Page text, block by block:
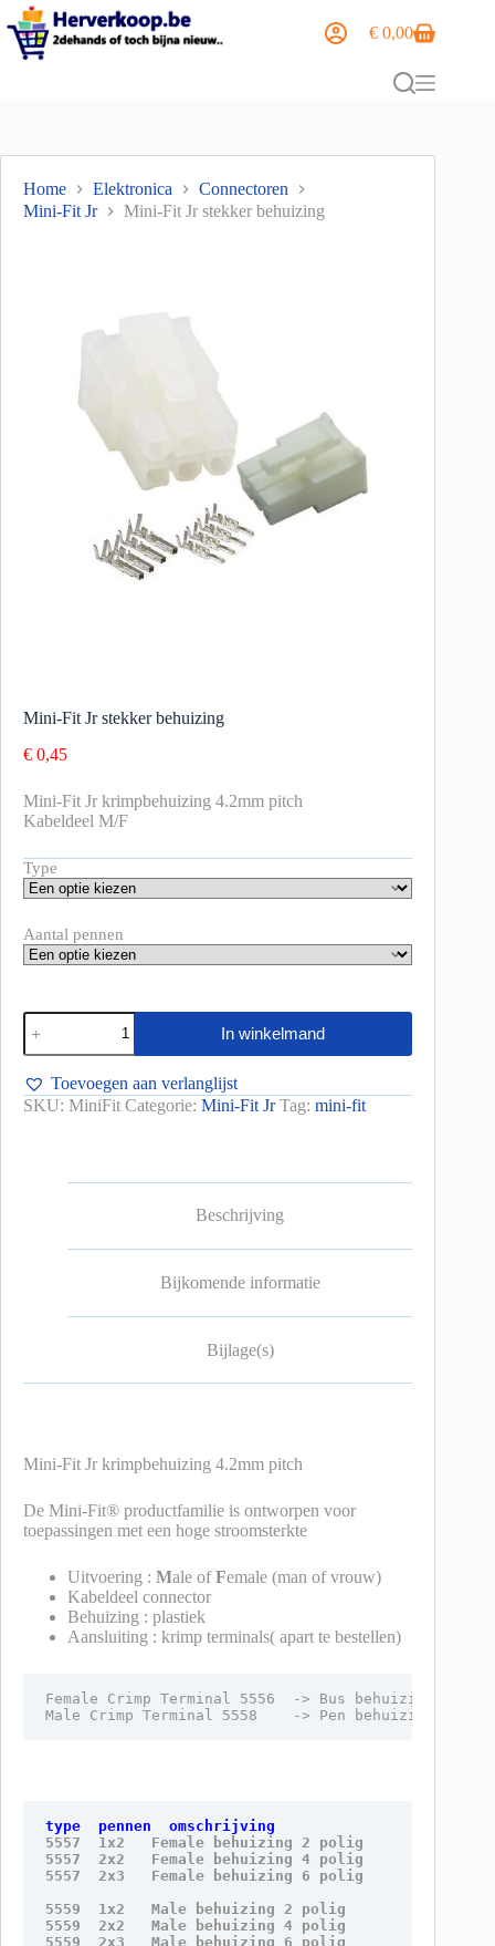
€ 0,00
Home Elektronica
Connectoren
Mini-Fit Jr
Mini-Fit Jr stekker behuizing
Mini-Fit Jr stekker behuizing
€ 0,45
Mini-Fit Jr krimpbehuizing 4.2mm pitch
Kabeldeel M/F
Type
Aantal pennen
In winkelmand
Toevoegen aan verlanglijst
SKU: MiniFit Categorie: Mini-Fit Jr Tag: mini-fit
Beschrijving
Bijkomende informatie
Bijlage(s)
Mini-Fit Jr krimpbehuizing 4.2mm pitch
De Mini-Fit® productfamilie is ontworpen voor
toepassingen met een hoge stroomsterkte
Uitvoering : Male ofFemale (man of vrouw)
Kabeldeel connector
Behuizing : plastiek
Aansluiting : krimp terminals( apart te bestellen)
Female Crimp Terminal 5556  -> Bus behuizing 5557
type  pennen  omschrijving
5557  1x2   Female behuizing 2 polig
5557  2x2   Female behuizing 4 polig
5557  2x3   Female behuizing 6 polig
5559  1x2   Male behuizing 2 polig
5559  2x2   Male behuizing 4 polig